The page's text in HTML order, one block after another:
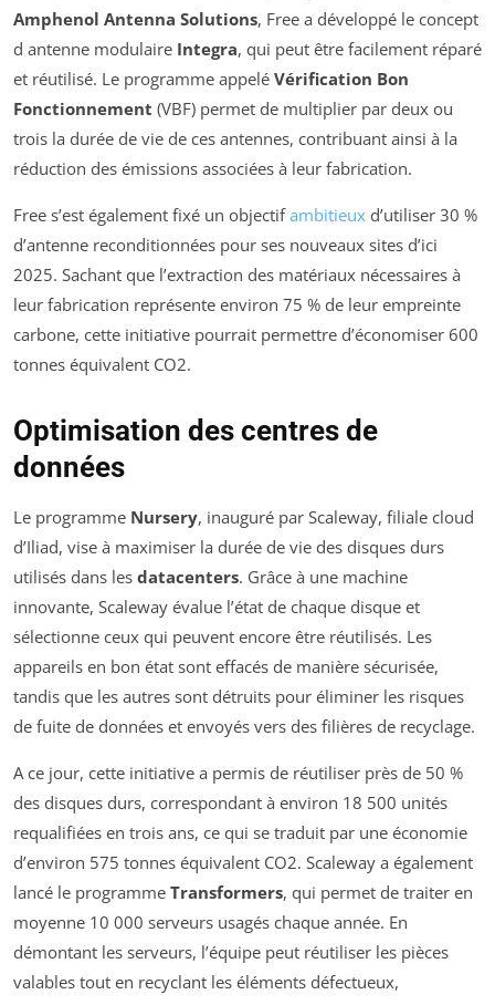
Amphenol Antenna Solutions, Free a développé le concept
d antenne modulaire Integra, qui peut être facilement réparé
et réutilisé. Le programme appelé Vérification Bon
Fonctionnement (VBF) permet de multiplier par deux ou
trois la durée de vie de ces antennes, contribuant ainsi à la
réduction des émissions associées à leur fabrication.
Free s’est également fixé un objectifambitieux d’utiliser 30 %
d’antenne reconditionnées pour ses nouveaux sites d’ici
2025. Sachant que l’extraction des matériaux nécessaires à
leur fabrication représente environ 75 % de leur empreinte
carbone, cette initiative pourrait permettre d’économiser 600
tonnes équivalent CO2.
Optimisation des centres de
données
Le programme Nursery, inauguré par Scaleway, filiale cloud
d’Iliad, vise à maximiser la durée de vie des disques durs
utilisés dans les datacenters. Grâce à une machine
innovante, Scaleway évalue l’état de chaque disque et
sélectionne ceux qui peuvent encore être réutilisés. Les
appareils en bon état sont effacés de manière sécurisée,
tandis que les autres sont détruits pour éliminer les risques
de fuite de données et envoyés vers des filières de recyclage.
A ce jour, cette initiative a permis de réutiliser près de 50 %
des disques durs, correspondant à environ 18 500 unités
requalifiées en trois ans, ce qui se traduit par une économie
d’environ 575 tonnes équivalent CO2. Scaleway a également
lancé le programme Transformers, qui permet de traiter en
moyenne 10 000 serveurs usagés chaque année. En
démontant les serveurs, l’équipe peut réutiliser les pièces
valables tout en recyclant les éléments défectueux,